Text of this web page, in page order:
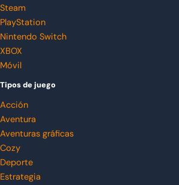
Steam
PlayStation
Nintendo Switch
XBOX
Móvil
Tipos de juego
Acción
Aventura
Aventuras gráficas
Cozy
Deporte
Estrategia